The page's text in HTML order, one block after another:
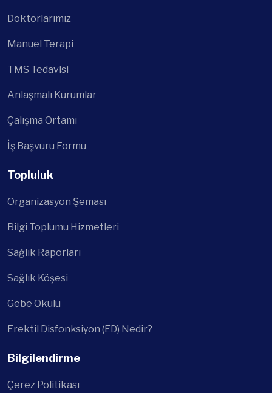
Doktorlarımız
Manuel Terapi
TMS Tedavisi
Anlaşmalı Kurumlar
Çalışma Ortamı
İş Başvuru Formu
Topluluk
Organizasyon Şeması
Bilgi Toplumu Hizmetleri
Sağlık Raporları
Sağlık Köşesi
Gebe Okulu
Erektil Disfonksiyon (ED) Nedir?
Bilgilendirme
Çerez Politikası